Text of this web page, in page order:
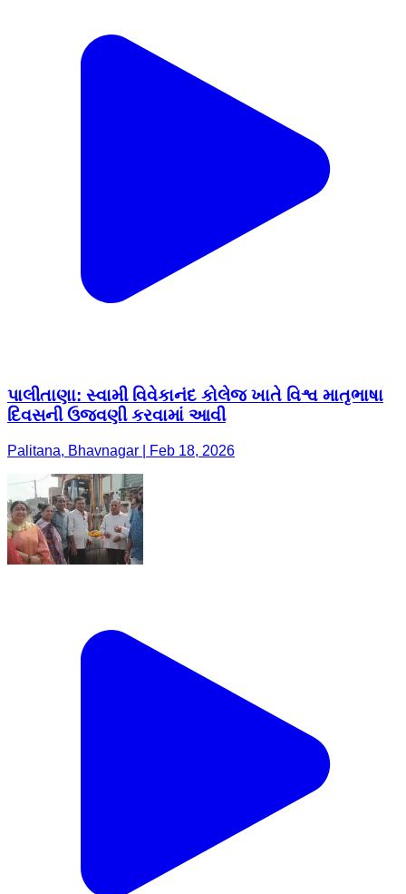
પાલીતાણા: સ્વામી વિવેકાનંદ કોલેજ ખાતે વિશ્વ માતૃભાષા
દિવસની ઉજવણી કરવામાં આવી
Palitana, Bhavnagar | Feb 18, 2026